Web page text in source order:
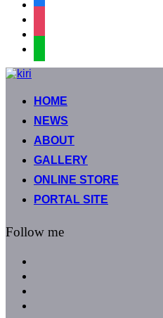
コ
HOME
NEWS
ABOUT
GALLERY
ONLINE STORE
PORTAL SITE
Follow me